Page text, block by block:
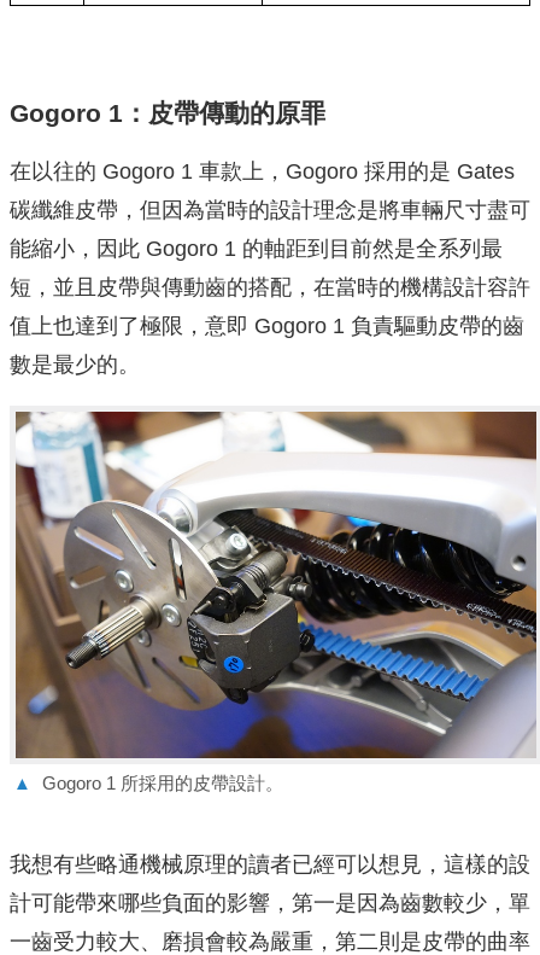
Gogoro 1：皮帶傳動的原罪
在以往的 Gogoro 1 車款上，Gogoro 採用的是 Gates
碳纖維皮帶，但因為當時的設計理念是將車輛尺寸盡可
能縮小，因此 Gogoro 1 的軸距到目前然是全系列最
短，並且皮帶與傳動齒的搭配，在當時的機構設計容許
值上也達到了極限，意即 Gogoro 1 負責驅動皮帶的齒
數是最少的。
▲ Gogoro 1 所採用的皮帶設計。
我想有些略通機械原理的讀者已經可以想見，這樣的設
計可能帶來哪些負面的影響，第一是因為齒數較少，單
一齒受力較大、磨損會較為嚴重，第二則是皮帶的曲率